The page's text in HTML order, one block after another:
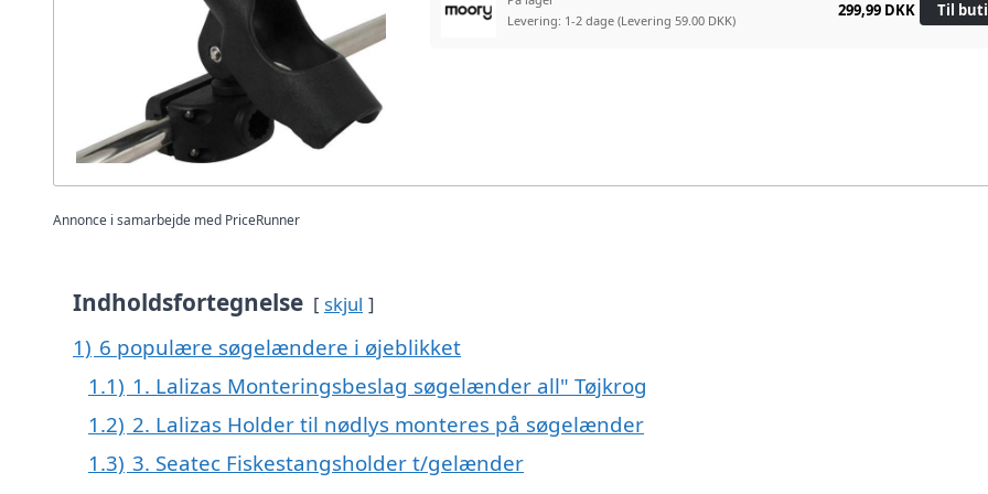
Levering: 1-2 dage(Levering 59.00 DKK)
299,99 DKK Til
Annonce i samarbejde med PriceRunner
Indholdsfortegnelse skjul
1) 6 populære søgelændere i øjeblikket
1.1) 1. Lalizas Monteringsbeslag søgelænder all" Tøjkrog
1.2) 2. Lalizas Holder til nødlys monteres på søgelænder
1.3) 3. Seatec Fiskestangsholder t/gelænder